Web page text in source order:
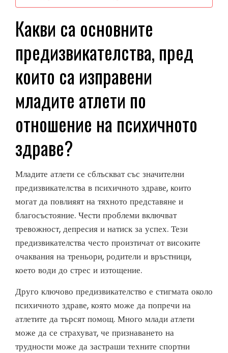
Какви са основните
предизвикателства, пред
които са изправени
младите атлети по
отношение на психичното
здраве?
Младите атлети се сблъскват със значителни
предизвикателства в психичното здраве, които
могат да повлияят на тяхното представяне и
благосъстояние. Чести проблеми включват
тревожност, депресия и натиск за успех. Тези
предизвикателства често произтичат от високите
очаквания на треньори, родители и връстници,
което води до стрес и изтощение.
Друго ключово предизвикателство е стигмата около
психичното здраве, която може да попречи на
атлетите да търсят помощ. Много млади атлети
може да се страхуват, че признаването на
трудности може да застраши техните спортни